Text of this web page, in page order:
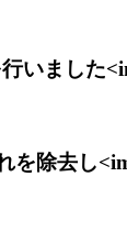
いました
を除去し